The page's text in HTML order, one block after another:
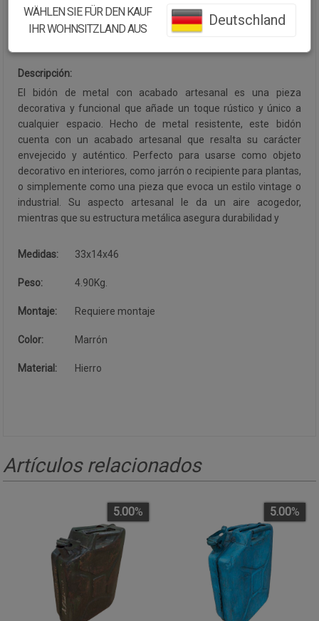
CONTINUAR COMPRANDO
Descripción:
El bidón de metal con acabado artesanal es una pieza
decorativa y funcional que añade un toque rústico y único a
cualquier espacio. Hecho de metal resistente, este bidón
cuenta con un acabado artesanal que resalta su carácter
envejecido y auténtico. Perfecto para usarse como objeto
decorativo en interiores, como jarrón o recipiente para plantas,
o simplemente como una pieza que evoca un estilo vintage o
industrial. Su aspecto artesanal le da un aire acogedor,
mientras que su estructura metálica asegura durabilidad y
Medidas: 33x14x46
Peso: 4.90Kg.
Montaje: Requiere montaje
Color: Marrón
Material: Hierro
Artículos relacionados
5.00% 5.00%
WÄHLEN SIE FÜR DEN KAUF
IHR WOHNSITZLAND AUS
Deutschland